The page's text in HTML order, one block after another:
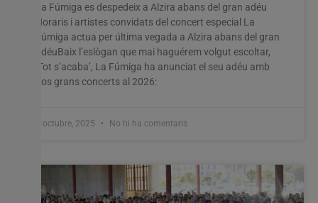
La Fúmiga es despedeix a Alzira abans del gran adéu
Horaris i artistes convidats del concert especial La
Fúmiga actua per última vegada a Alzira abans del gran
adéuBaix l’eslògan que mai haguérem volgut escoltar,
‘Tot s’acaba’, La Fúmiga ha anunciat el seu adéu amb
dos grans concerts al 2026:
8 octubre, 2025 No hi ha comentaris